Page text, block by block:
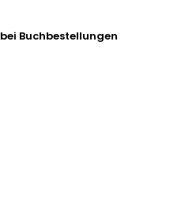
bei Buchbestellungen